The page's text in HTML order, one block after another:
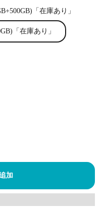
「在庫あり」
「在庫あり」
加